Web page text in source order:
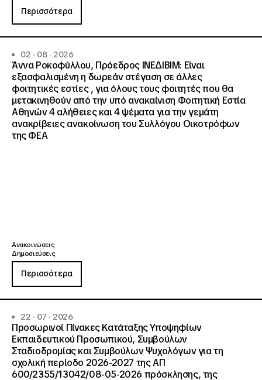
Περισσότερα
02 · 08 · 2026
Άννα Ροκοφύλλου, Πρόεδρος ΙΝΕΔΙΒΙΜ: Είναι
εξασφαλισμένη η δωρεάν στέγαση σε άλλες
φοιτητικές εστίες , για όλους τους φοιτητές που θα
μετακινηθούν από την υπό ανακαίνιση Φοιτητική Εστία
Αθηνών 4 αλήθειες και 4 ψέματα για την γεμάτη
ανακρίβειες ανακοίνωση του Συλλόγου Οικοτρόφων
της ΦΕΑ
Ανακοινώσεις
Δημοσιεύσεις
Περισσότερα
22 · 07 · 2026
Προσωρινοί Πίνακες Κατάταξης Υποψηφίων
Εκπαιδευτικού Προσωπικού, Συμβούλων
Σταδιοδρομίας και Συμβούλων Ψυχολόγων για τη
σχολική περίοδο 2026-2027 της ΑΠ
600/2355/13042/08-05-2026 πρόσκλησης, της